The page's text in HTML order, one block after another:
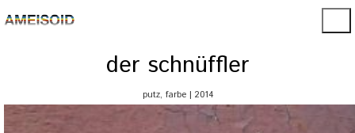
der schnüffler
putz, farbe | 2014